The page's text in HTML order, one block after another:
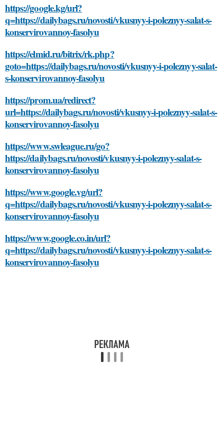
https://google.kg/url?
q=https://dailybags.ru/novosti/vkusnyy-i-poleznyy-salat-s-
konservirovannoy-fasolyu
https://elmid.ru/bitrix/rk.php?
goto=https://dailybags.ru/novosti/vkusnyy-i-poleznyy-salat-
s-konservirovannoy-fasolyu
https://prom.ua/redirect?
url=https://dailybags.ru/novosti/vkusnyy-i-poleznyy-salat-s-
konservirovannoy-fasolyu
https://www.swleague.ru/go?
https://dailybags.ru/novosti/vkusnyy-i-poleznyy-salat-s-
konservirovannoy-fasolyu
https://www.google.vg/url?
q=https://dailybags.ru/novosti/vkusnyy-i-poleznyy-salat-s-
konservirovannoy-fasolyu
https://www.google.co.in/url?
q=https://dailybags.ru/novosti/vkusnyy-i-poleznyy-salat-s-
konservirovannoy-fasolyu